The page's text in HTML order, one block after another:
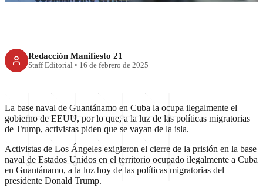
Redacción Manifiesto 21
Staff Editorial • 16 de febrero de 2025
La base naval de Guantánamo en Cuba la ocupa ilegalmente el
gobierno de EEUU, por lo que, a la luz de las políticas migratorias
de Trump, activistas piden que se vayan de la isla.
Activistas de Los Ángeles exigieron el cierre de la prisión en la base
naval de Estados Unidos en el territorio ocupado ilegalmente a Cuba
en Guantánamo, a la luz hoy de las políticas migratorias del
presidente Donald Trump.